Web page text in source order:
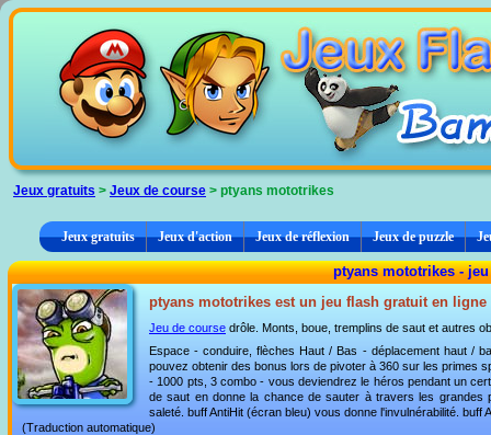
Jeux gratuits > Jeux de course > ptyans mototrikes
Jeux gratuits Jeux d'action Jeux de réflexion Jeux de puzzle
ptyans mototrikes -
ptyans mototrikes est un jeu flash gratuit en
Jeu de course drôle. Monts, boue, tremplins de saut et autres
Espace - conduire, flèches Haut / Bas - déplacement haut /
pouvez obtenir des bonus lors de pivoter à 360 sur les primes
- 1000 pts, 3 combo - vous deviendrez le héros pendant un
de saut en donne la chance de sauter à travers les grandes
saleté. buff AntiHit (écran bleu) vous donne l'invulnérabilité.
(Traduction automatique)
Panneau de gestion des cookies